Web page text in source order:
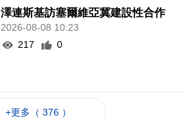
澤連斯基訪塞爾維亞冀建設性合作
2026-08-08 10:23
217
0
+更多（ 376 ）